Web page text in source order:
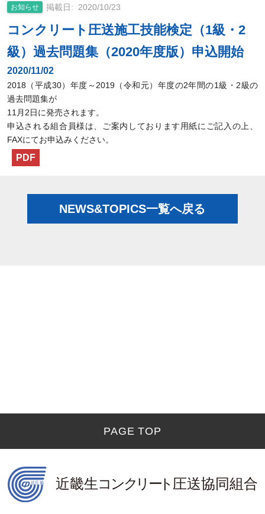
お知らせ 2020/10/23
2020/11/02
コンクリート圧送施工技能検定（1級・2
級）過去問題集（2020年度版）申込開始
2018（平成30）年度～2019（令和元）年度の2年間の1級・2級の
過去問題集が
11月2日に発売されます。
申込される組合員様は、ご案内しております用紙にご記入の上、
FAXにてお申込みください。
PDF
NEWS&TOPICS一覧へ戻る
PAGE TOP